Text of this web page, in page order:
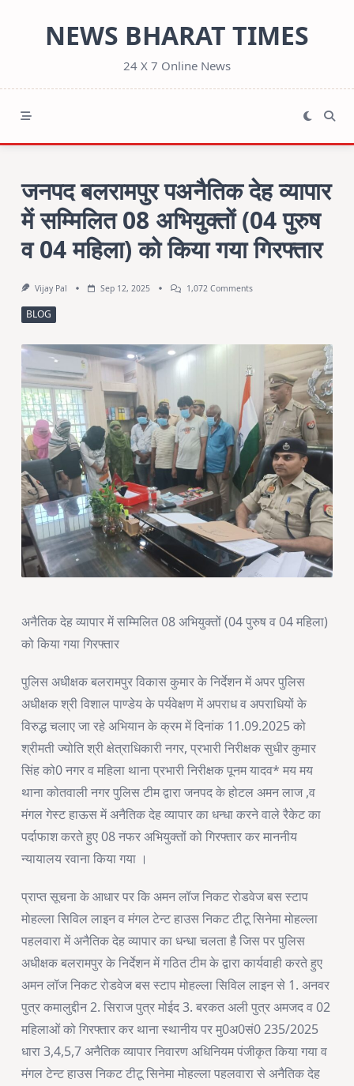
NEWS BHARAT TIMES
24 X 7 Online News
जनपद बलरामपुर पअनैतिक देह व्यापार
में सम्मिलित 08 अभियुक्तों (04 पुरुष
व 04 महिला) को किया गया गिरफ्तार
Vijay Pal Sep 12, 2025 1,072 CommentsOn
व्यापार
सम्मिलित
अभियुक्तों
(04
पुरुष
व
04
महिला)
को
किया
गया
गिरफ्तार
BLOG
अनैतिक देह व्यापार में सम्मिलित 08 अभियुक्तों (04 पुरुष व 04 महिला)
को किया गया गिरफ्तार
पुलिस अधीक्षक बलरामपुर विकास कुमार के निर्देशन में अपर पुलिस
अधीक्षक श्री विशाल पाण्डेय के पर्यवेक्षण में अपराध व अपराधियों के
विरुद्ध चलाए जा रहे अभियान के क्रम में दिनांक 11.09.2025 को
श्रीमती ज्योति श्री क्षेत्राधिकारी नगर, प्रभारी निरीक्षक सुधीर कुमार
सिंह को0 नगर व महिला थाना प्रभारी निरीक्षक पूनम यादव* मय मय
थाना कोतवाली नगर पुलिस टीम द्वारा जनपद के होटल अमन लाज ,व
मंगल गेस्ट हाऊस में अनैतिक देह व्यापार का धन्धा करने वाले रैकेट का
पर्दाफाश करते हुए 08 नफर अभियुक्तों को गिरफ्तार कर माननीय
न्यायालय रवाना किया गया ।
प्राप्त सूचना के आधार पर कि अमन लॉज निकट रोडवेज बस स्टाप
मोहल्ला सिविल लाइन व मंगल टेन्ट हाउस निकट टीटू सिनेमा मोहल्ला
पहलवारा में अनैतिक देह व्यापार का धन्धा चलता है जिस पर पुलिस
अधीक्षक बलरामपुर के निर्देशन में गठित टीम के द्वारा कार्यवाही करते हुए
अमन लॉज निकट रोडवेज बस स्टाप मोहल्ला सिविल लाइन से 1. अनवर
पुत्र कमालुद्दीन 2. सिराज पुत्र मोईद 3. बरकत अली पुत्र अमजद व 02
महिलाओं को गिरफ्तार कर थाना स्थानीय पर मु0अ0सं0 235/2025
धारा 3,4,5,7 अनैतिक व्यापार निवारण अधिनियम पंजीकृत किया गया व
मंगल टेन्ट हाउस निकट टीटू सिनेमा मोहल्ला पहलवारा से अनैतिक देह